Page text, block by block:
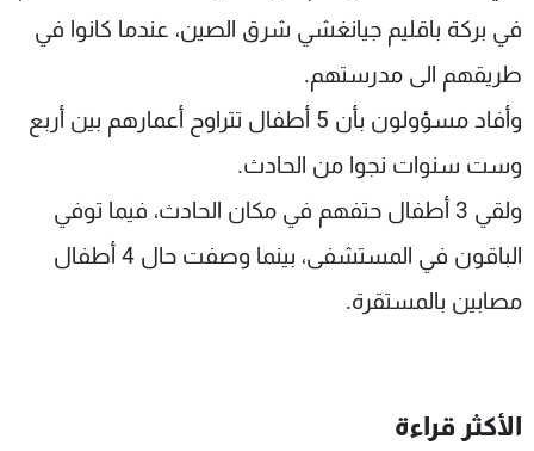
في بركة باقليم جيانغشي شرق الصين، عندما كانوا في
طريقهم الى مدرستهم.
وأفاد مسؤولون بأن 5 أطفال تتراوح أعمارهم بين أربع
وست سنوات نجوا من الحادث.
ولقي 3 أطفال حتفهم في مكان الحادث، فيما توفي
الباقون في المستشفى، بينما وصفت حال 4 أطفال
مصابين بالمستقرة.
الأكثر قراءة
الإنـتـاج
لاعلاناتكم
تواصل معنا